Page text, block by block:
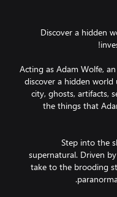
Discover a hidden
Acting as Adam Wolfe,
discover a hidden world
city, ghosts, artifacts,
the things that
Step into the
supernatural. Driven
take to the brooding